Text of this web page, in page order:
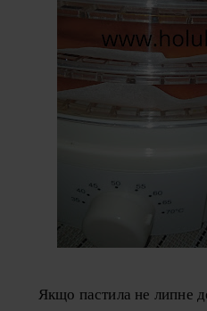
Якщо пастила не липне